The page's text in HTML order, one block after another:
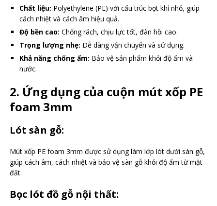
Chất liệu: Polyethylene (PE) với cấu trúc bọt khí nhỏ, giúp
cách nhiệt và cách âm hiệu quả.
Độ bền cao: Chống rách, chịu lực tốt, đàn hồi cao.
Trọng lượng nhẹ: Dễ dàng vận chuyển và sử dụng.
Khả năng chống ẩm: Bảo vệ sản phẩm khỏi độ ẩm và
nước.
2. Ứng dụng của cuộn mút xốp PE
foam 3mm
Lót sàn gỗ:
Mút xốp PE foam 3mm được sử dụng làm lớp lót dưới sàn gỗ,
giúp cách âm, cách nhiệt và bảo vệ sàn gỗ khỏi độ ẩm từ mặt
đất.
Bọc lót đồ gỗ nội thất: